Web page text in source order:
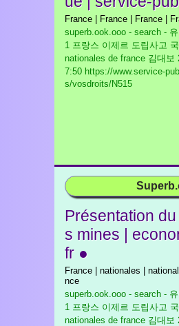
France | France | France |
superb.ook.ooo - search -
1 프랑스 이제르 도립사고
nationales de france 김대보
7:50 https://www.service-
s/vosdroits/N515
Présentation
s mines |
fr ●
France | nationales |
nce
superb.ook.ooo - search -
1 프랑스 이제르 도립사고
nationales de france 김대보